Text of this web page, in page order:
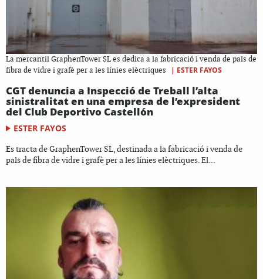
La mercantil GraphenTower SL es dedica a la fabricació i venda de pals de
fibra de vidre i grafè per a les línies elèctriques
| ESTER FAYOS
CGT denuncia a Inspecció de Treball l’alta
sinistralitat en una empresa de l’expresident
del Club Deportivo Castellón
ESTER FAYOS
Es tracta de GraphenTower SL, destinada a la fabricació i venda de
pals de fibra de vidre i grafè per a les línies elèctriques. El...